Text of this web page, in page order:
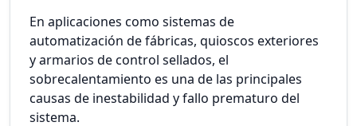
En aplicaciones como sistemas de
automatización de fábricas, quioscos exteriores
y armarios de control sellados, el
sobrecalentamiento es una de las principales
causas de inestabilidad y fallo prematuro del
sistema.